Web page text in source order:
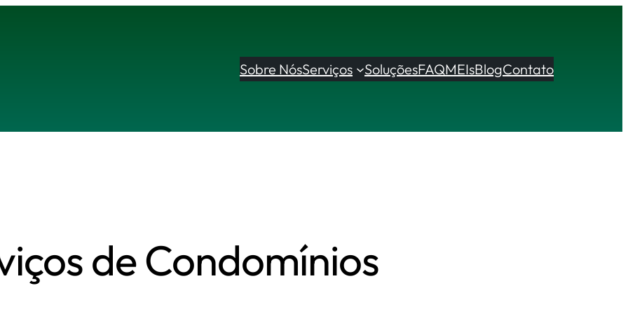
Sobre NósServiços SoluçõesFAQMEIsBlogContato
de Condomínios